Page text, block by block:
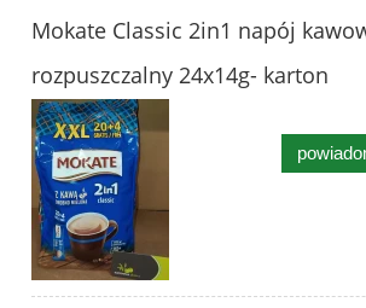
Mokate Classic 2in1 napój
rozpuszczalny 24x14g- karton